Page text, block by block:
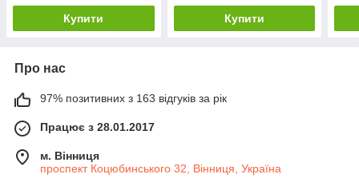
Купити Купити
Про нас
97% позитивних з 163 відгуків за рік
Працює з 28.01.2017
м. Вінниця
проспект Коцюбинського 32, Вінниця, Україна